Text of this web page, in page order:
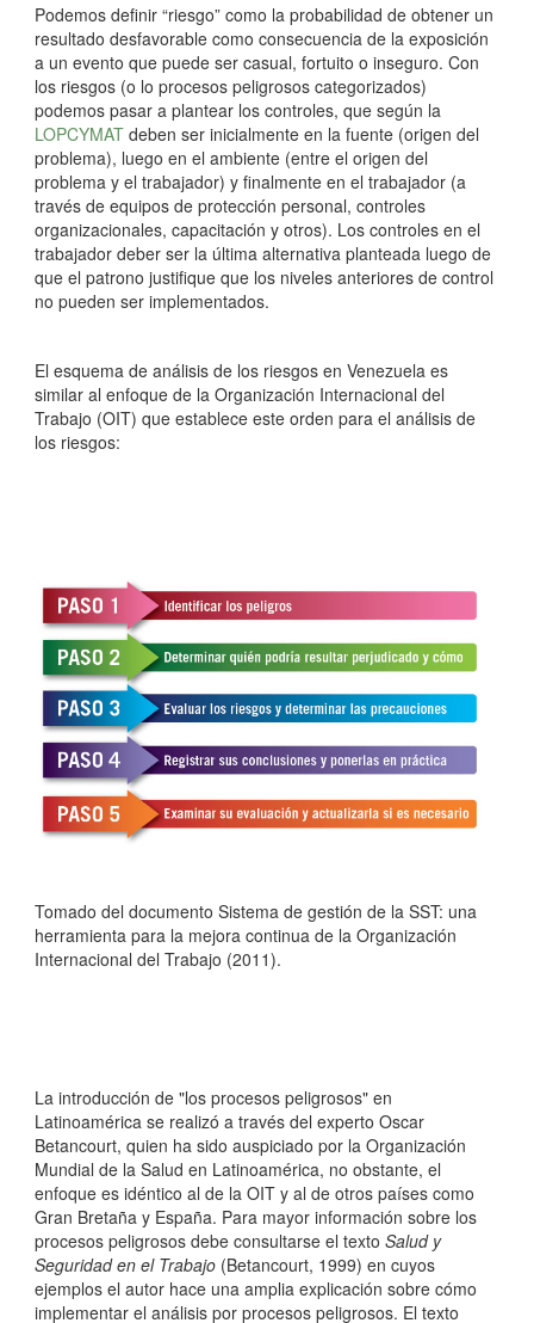
Podemos definir “riesgo” como la probabilidad de obtener un
resultado desfavorable como consecuencia de la exposición
a un evento que puede ser casual, fortuito o inseguro. Con
los riesgos (o lo procesos peligrosos categorizados)
podemos pasar a plantear los controles, que según la
LOPCYMAT deben ser inicialmente en la fuente (origen del
problema), luego en el ambiente (entre el origen del
problema y el trabajador) y finalmente en el trabajador (a
través de equipos de protección personal, controles
organizacionales, capacitación y otros). Los controles en el
trabajador deber ser la última alternativa planteada luego de
que el patrono justifique que los niveles anteriores de control
no pueden ser implementados.
El esquema de análisis de los riesgos en Venezuela es
similar al enfoque de la Organización Internacional del
Trabajo (OIT) que establece este orden para el análisis de
los riesgos:
Tomado del documento Sistema de gestión de la SST: una
herramienta para la mejora continua de la Organización
Internacional del Trabajo (2011).
La introducción de "los procesos peligrosos" en
Latinoamérica se realizó a través del experto Oscar
Betancourt, quien ha sido auspiciado por la Organización
Mundial de la Salud en Latinoamérica, no obstante, el
enfoque es idéntico al de la OIT y al de otros países como
Gran Bretaña y España. Para mayor información sobre los
procesos peligrosos debe consultarse el texto Salud y
Seguridad en el Trabajo (Betancourt, 1999) en cuyos
ejemplos el autor hace una amplia explicación sobre cómo
implementar el análisis por procesos peligrosos. El texto